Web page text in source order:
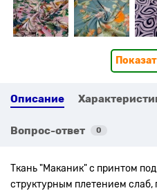
Описание
Вопрос-ответ 0
Ткань "Маканик" с принтом
структурным плетением слаб,